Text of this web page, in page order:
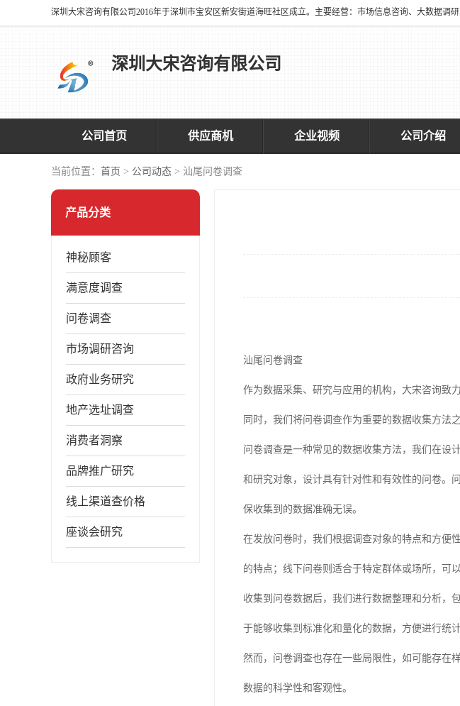
深圳大宋咨询有限公司
公司首页 供应商机 企业视频 公司介绍
当前位置： 首页 > 公司动态 > 汕尾问卷调查
产品分类
神秘顾客
满意度调查
问卷调查
市场调研咨询
政府业务研究
地产选址调查
消费者洞察
品牌推广研究
线上渠道查价格
座谈会研究
汕尾问卷调查
作为数据采集、研究与应用的机构，大宋咨询致
同时，我们将问卷调查作为重要的数据收集方法
问卷调查是一种常见的数据收集方法，我们在设
和研究对象，设计具有针对性和有效性的问卷。
保收集到的数据准确无误。
在发放问卷时，我们根据调查对象的特点和方便
的特点；线下问卷则适合于特定群体或场所，可
收集到问卷数据后，我们进行数据整理和分析，
于能够收集到标准化和量化的数据，方便进行统
然而，问卷调查也存在一些局限性，如可能存在
数据的科学性和客观性。